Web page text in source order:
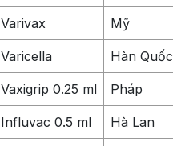
Varivax Mỹ
Varicella Hàn Quốc
Vaxigrip 0.25 ml Pháp
Influvac 0.5 ml Hà Lan